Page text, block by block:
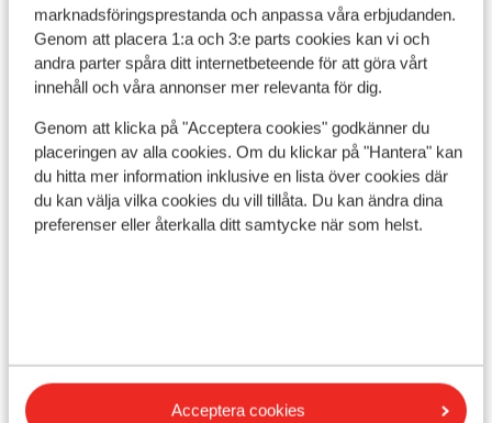
marknadsföringsprestanda och anpassa våra erbjudanden.
Genom att placera 1:a och 3:e parts cookies kan vi och
andra parter spåra ditt internetbeteende för att göra vårt
innehåll och våra annonser mer relevanta för dig.
Genom att klicka på "Acceptera cookies" godkänner du
placeringen av alla cookies. Om du klickar på "Hantera" kan
du hitta mer information inklusive en lista över cookies där
du kan välja vilka cookies du vill tillåta. Du kan ändra dina
preferenser eller återkalla ditt samtycke när som helst.
Acceptera cookies
Avstånd till centrum: ca 3 km
Avstånd till flygplats Salzburg ca 80 km
Avstånd till tågstation ca 3 km
Avstånd till längdåkningsspår ca 100 m
Avstånd till skidbuss ca 100 m
Avstånd till skidlift ca 800 m
Närmaste butiker ca 1 km
Närmaste kiosk ca 1 km
Liftkort/Utrustning/Skidskola
Skidskola